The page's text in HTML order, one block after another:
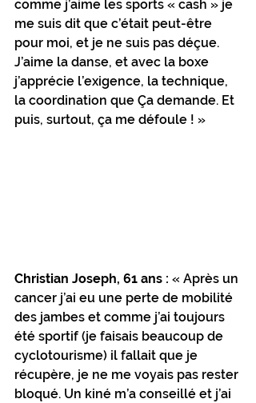
comme j’aime les sports « cash » je
me suis dit que c’était peut-être
pour moi, et je ne suis pas déçue.
J’aime la danse, et avec la boxe
j’apprécie l’exigence, la technique,
la coordination que Ça demande. Et
puis, surtout, ça me défoule ! »
Christian Joseph, 61 ans : « Après un
cancer j’ai eu une perte de mobilité
des jambes et comme j’ai toujours
été sportif (je faisais beaucoup de
cyclotourisme) il fallait que je
récupère, je ne me voyais pas rester
bloqué. Un kiné m’a conseillé et j’ai